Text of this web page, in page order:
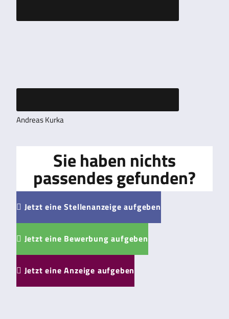
Andreas Kurka
Sie haben nichts
passendes gefunden?
 Jetzt eine Stellenanzeige aufgeben
 Jetzt eine Bewerbung aufgeben
 Jetzt eine Anzeige aufgeben